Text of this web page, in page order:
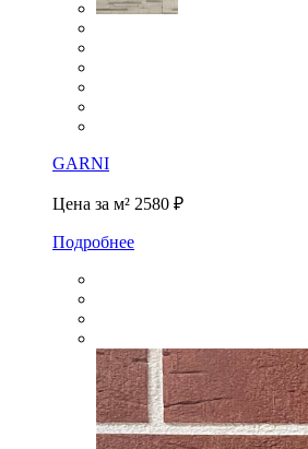
GARNI
Цена за м² 2580 ₽
Подробнее